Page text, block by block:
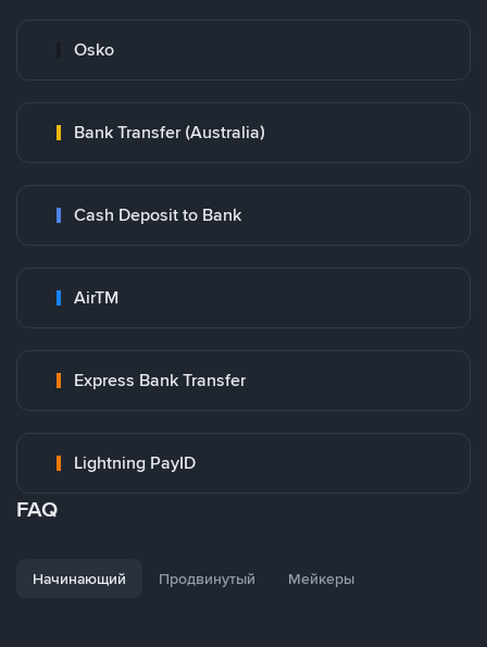
Osko
Bank Transfer (Australia)
Cash Deposit to Bank
AirTM
Express Bank Transfer
Lightning PayID
FAQ
Начинающий Продвинутый Мейкеры